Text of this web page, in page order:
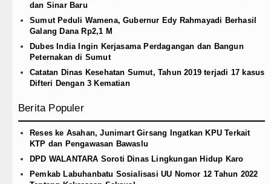
dan Sinar Baru
Sumut Peduli Wamena, Gubernur Edy Rahmayadi Berhasil
Galang Dana Rp2,1 M
Dubes India Ingin Kerjasama Perdagangan dan Bangun
Peternakan di Sumut
Catatan Dinas Kesehatan Sumut, Tahun 2019 terjadi 17 kasus
Difteri Dengan 3 Kematian
Berita Populer
Reses ke Asahan, Junimart Girsang Ingatkan KPU Terkait
KTP dan Pengawasan Bawaslu
DPD WALANTARA Soroti Dinas Lingkungan Hidup Karo
Pemkab Labuhanbatu Sosialisasi UU Nomor 12 Tahun 2022